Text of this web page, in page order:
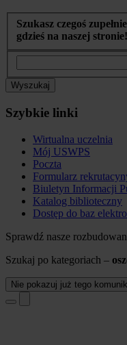
Szukasz czegoś
gdzieś na naszej stronie!
Wyszukaj
Szybkie linki
Wirtualna uczelnia
Mój USWPS
Poczta
Formularz
Biuletyn Informacji
Katalog biblioteczny
Dostęp do baz
Sprawdź nasze
Szukaj po kategoriach –
Nie pokazuj już tego